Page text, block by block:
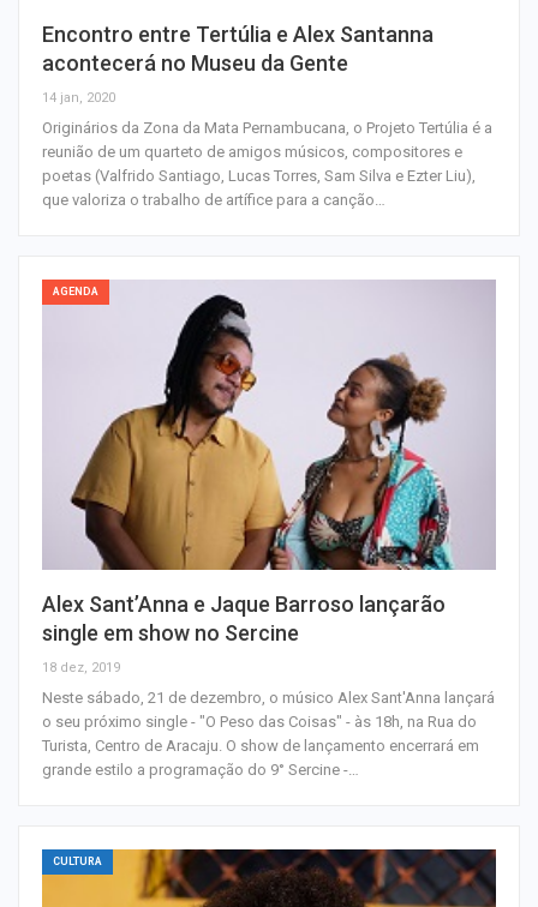
Encontro entre Tertúlia e Alex Santanna
acontecerá no Museu da Gente
14 jan, 2020
Originários da Zona da Mata Pernambucana, o Projeto Tertúlia é a
reunião de um quarteto de amigos músicos, compositores e
poetas (Valfrido Santiago, Lucas Torres, Sam Silva e Ezter Liu),
que valoriza o trabalho de artífice para a canção…
AGENDA
Alex Sant’Anna e Jaque Barroso lançarão
single em show no Sercine
18 dez, 2019
Neste sábado, 21 de dezembro, o músico Alex Sant'Anna lançará
o seu próximo single - "O Peso das Coisas" - às 18h, na Rua do
Turista, Centro de Aracaju. O show de lançamento encerrará em
grande estilo a programação do 9° Sercine -…
CULTURA